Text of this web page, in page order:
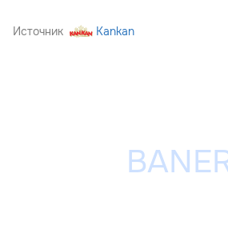
Источник Kankan